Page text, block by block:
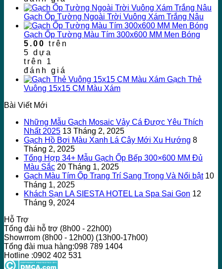
Gạch Ốp Tường Ngoài Trời Vuông Xám Trắng Nâu
Gạch Ốp Tường Màu Tím 300x600 MM Men Bóng
5.00 trên
5 dựa
trên 1
đánh giá
Gạch Thẻ
Vuông 15x15 CM Màu Xám
Bài Viết Mới
Những Mẫu Gạch Mosaic Vảy Cá Được Yêu Thích
Nhất 2025 13 Tháng 2, 2025
Gạch Hồ Bơi Màu Xanh Lá Cây Mới Xu Hướng 8
Tháng 2, 2025
Tổng Hợp 34+ Mẫu Gạch Ốp Bếp 300×600 MM Đủ
Màu Sắc 20 Tháng 1, 2025
Gạch Màu Tím Ốp Trang Trí Sang Trọng Và Nổi bật 10
Tháng 1, 2025
Khách Sạn LA SIESTA HOTEL La Spa Sai Gon 12
Tháng 9, 2024
Hỗ Trợ
Tổng đài hỗ trợ (8h00 - 22h00)
Showrrom (8h00 - 12h00) (13h00-17h00)
Tổng đài mua hàng:098 789 1404
Hotline :0902 402 531